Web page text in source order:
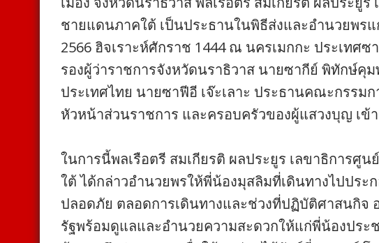
ชายแดนภาคใต้ เป็นประธานในพิธีส่งและอำนวยพร
2566 ฮิจเราะห์ศักราช 1444 ณ นครเมกกะ ประเทศ
รองผู้ว่าราชการจังหวัดนราธิวาส นายซากีย์ พิทักษ์คุ
ประเทศไทย นายซาฟีอี เจ๊ะเลาะ ประธานคณะกรรม
หัวหน้าส่วนราชการ และครอบครัวของผู้แสวงบุญ เข้
ในการนี้พลเรือตรี สมเกียรติ ผลประยูร เลขาธิการศู
ใต้ ได้กล่าวอำนวยพรให้พี่น้องมุสลิมที่เดินทางไปปร
ปลอดภัย ตลอดการเดินทางและช่วงที่ปฏิบัติศาสนกิจ
รัฐพร้อมดูแลและอำนวยความสะดวกให้แก่พี่น้องปร